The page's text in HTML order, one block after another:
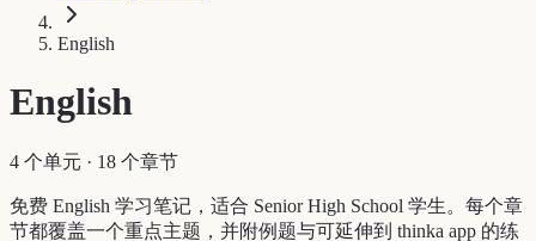
English
English
4 个单元 · 18 个章节
免费 English 学习笔记，适合 Senior High School 学生。每个章
节都覆盖一个重点主题，并附例题与可延伸到 thinka app 的练